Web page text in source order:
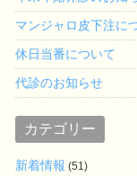
マンジャロ皮下注に
休日当番について
代診のお知らせ
カテゴリー
新着情報 (51)